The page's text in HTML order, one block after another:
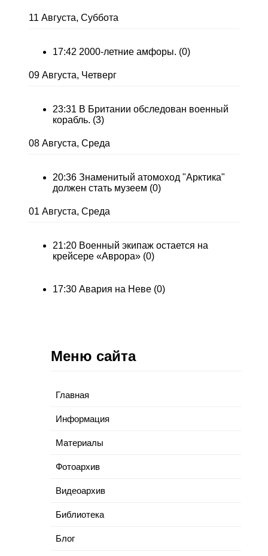
11 Августа, Суббота
17:42 2000-летние амфоры. (0)
09 Августа, Четверг
23:31 В Британии обследован военный
корабль. (3)
08 Августа, Среда
20:36 Знаменитый атомоход "Арктика"
должен стать музеем (0)
01 Августа, Среда
21:20 Военный экипаж остается на
крейсере «Аврора» (0)
17:30 Авария на Неве (0)
Меню сайта
Главная
Информация
Материалы
Фотоархив
Видеоархив
Библиотека
Блог